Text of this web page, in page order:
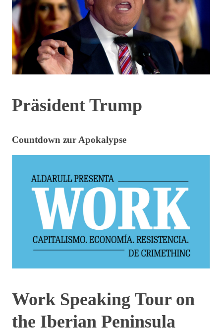
Präsident Trump
Countdown zur Apokalypse
Work Speaking Tour on
the Iberian Peninsula